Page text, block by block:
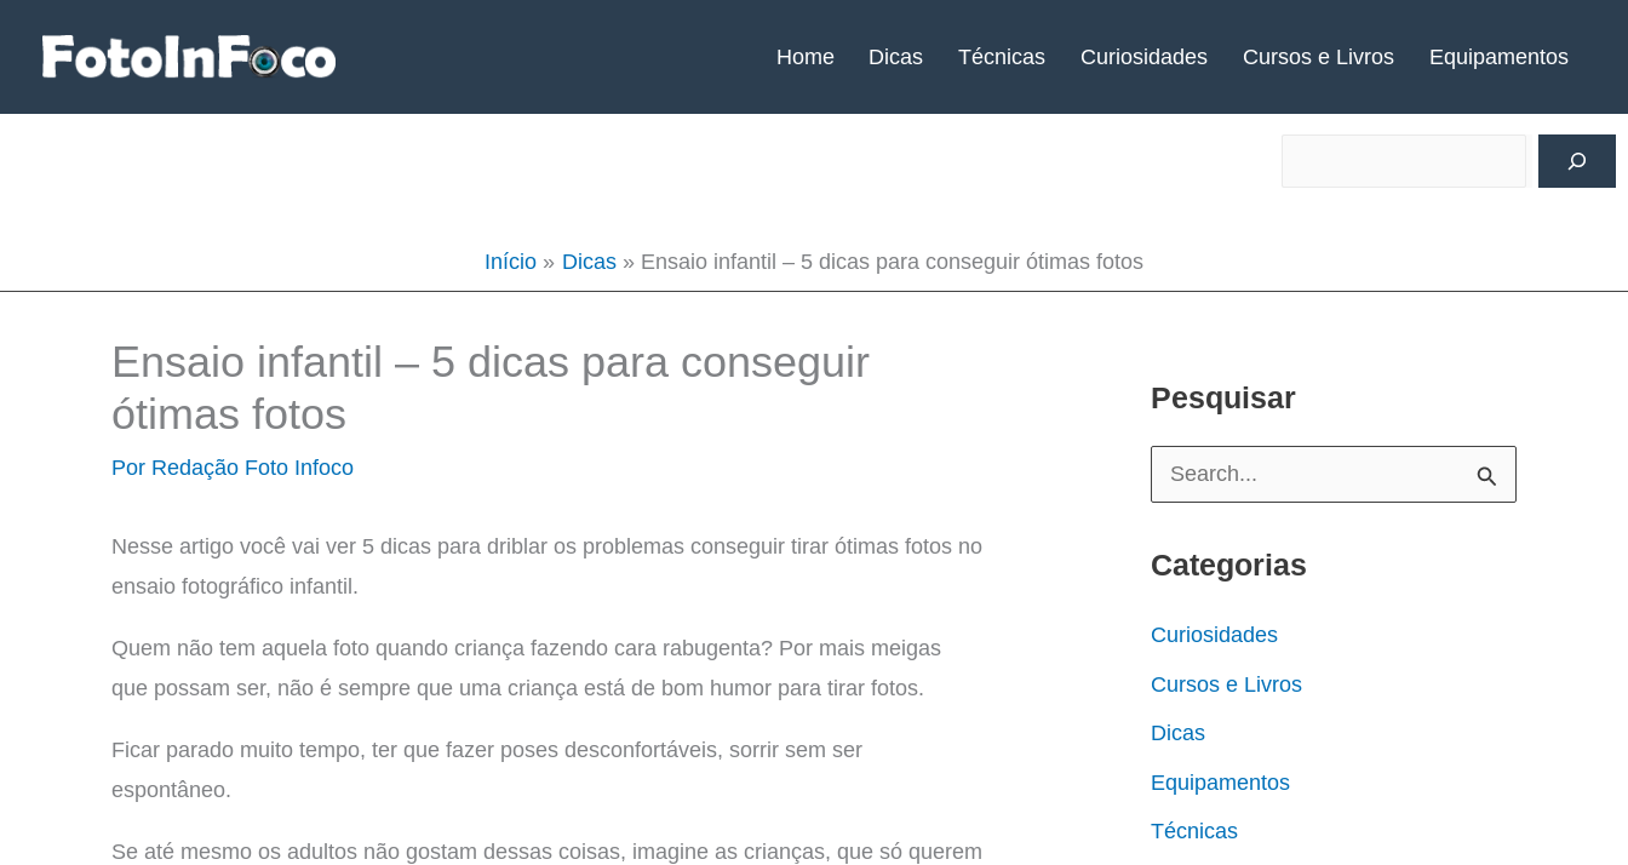
Home Dicas Técnicas Curiosidades Cursos e Livros Equipamentos
Início Dicas Ensaio infantil – 5 dicas para conseguir ótimas fotos
Ensaio infantil – 5 dicas para conseguir
ótimas fotos
Por Redação Foto Infoco
Nesse artigo você vai ver 5 dicas para driblar os problemas conseguir tirar ótimas fotos no
ensaio fotográfico infantil.
Quem não tem aquela foto quando criança fazendo cara rabugenta? Por mais meigas
que possam ser, não é sempre que uma criança está de bom humor para tirar fotos.
Ficar parado muito tempo, ter que fazer poses desconfortáveis, sorrir sem ser
espontâneo.
Se até mesmo os adultos não gostam dessas coisas, imagine as crianças, que só querem
Pesquisar
s
s
a
r
Categorias
Curiosidades
Cursos e Livros
Dicas
Equipamentos
Técnicas